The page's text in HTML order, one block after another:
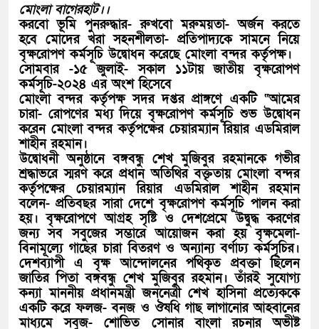
মোংলা বাগেরহাট।।
করবো ভূমি পুনরুদ্ধার- রুখবো মরুময়তা- অর্জন করতে
হবে মোদের খরা সহনশীলতা- প্রতিপাদ্যকে সামনে নিয়ে
বৃক্ষরোপণ কর্মসূচি উদ্বোধন করেছে মোংলা বন্দর কর্তৃপক্ষ।
সোমবার -১৫ জুলাই- সকাল ১১টায় জাতীয় বৃক্ষরোপণ
কর্মসূচি-২০২৪ এর অংশ হিসেবে
মোংলা বন্দর কর্তৃপক্ষ সদর দপ্তর প্রাঙ্গণে একটি “আমের
চারা- রোপণের মধ্য দিয়ে বৃক্ষরোপণ কর্মসূচি শুভ উদ্বোধন
করেন মোংলা বন্দর কর্তৃপক্ষের চেয়ারম্যান রিয়ার এডমিরাল
শাহীন রহমান।
উদ্বোধনী অনুষ্ঠানে বঙ্গবন্ধু শেখ মুজিবুর রহমানকে গভীর
শ্রদ্ধাভরে স্মরণ করে প্রধান অতিথির বক্তৃতায় মোংলা বন্দর
কর্তৃপক্ষের চেয়ারম্যান রিয়ার এডমিরাল শাহীন রহমান
বলেন- প্রতিবছর সারা দেশে বৃক্ষরোপণ কর্মসূচি পালন করা
হয়। বৃক্ষরোপণে আগ্রহ সৃষ্টি ও দেশপ্রেমে উদ্বুদ্ধ করণের
জন্য সব সবুজের সম্ভারে আয়োজন করা হয় বৃক্ষমেলা-
বিনামূল্যে গাছের চারা বিতরণ ও অন্যান্য বর্ণাঢ্য কর্মসূচির।
দেশব্যাপী এ বৃক্ষ আন্দোলনের পথিকৃত প্রবক্তা ছিলেন
জাতির পিতা বঙ্গবন্ধু শেখ মুজিবুর রহমান। তাঁরই সুযোগ্য
কন্যা মাননীয় প্রধানমন্ত্রী জননেত্রী শেখ হাসিনা প্রত্যেককে
একটি করে ফলজ- বনজ ও ঔষধি গাছ লাগানোর আহবানের
মাধ্যমে সবুজ- শোভিত সোনার বাংলা রচনার অভীষ্ট